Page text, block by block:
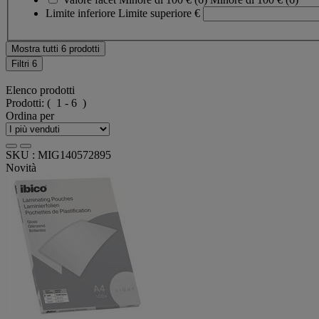
Limite inferiore Limite superiore €
Mostra tutti 6 prodotti
Filtri 6
Elenco prodotti
Prodotti: ( 1 - 6 )
Ordina per
SKU : MIG140572895
Novità